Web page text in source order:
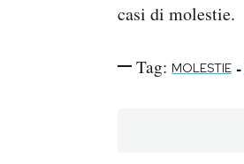
casi di molestie.
Tag: MOLESTIE -